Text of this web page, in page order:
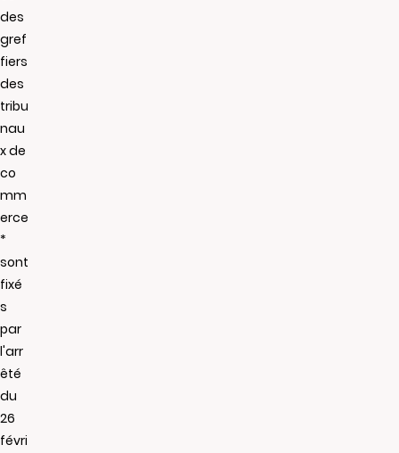
des
gref
fiers
des
tribu
nau
x de
co
mm
erce
*
sont
fixé
s
par
l'arr
êté
du
26
févri